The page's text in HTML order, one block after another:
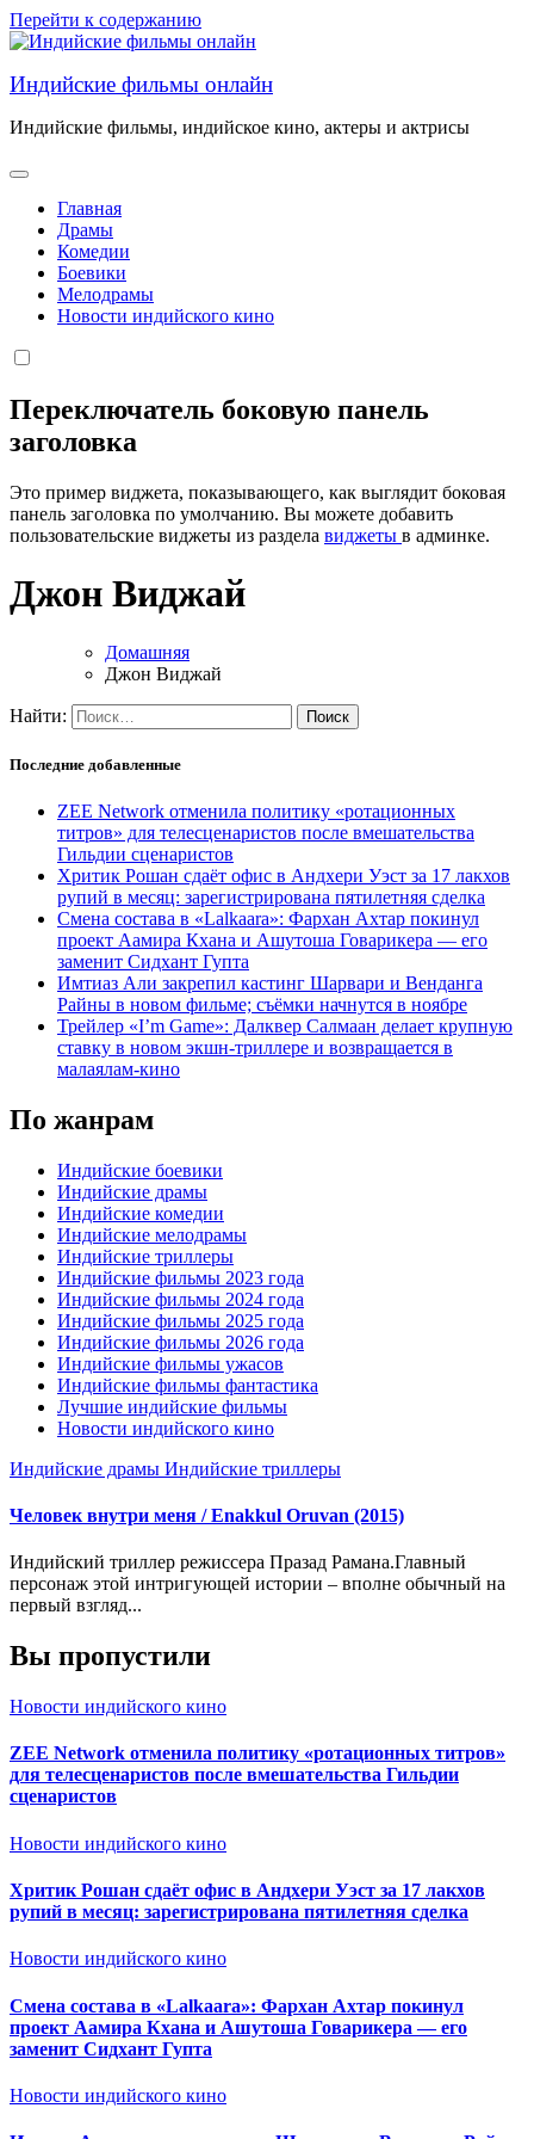
Перейти к содержанию
Индийские фильмы онлайн
Индийские фильмы, индийское кино, актеры и актрисы
Главная
Драмы
Комедии
Боевики
Мелодрамы
Новости индийского кино
Переключатель боковую панель
заголовка
Это пример виджета, показывающего, как выглядит боковая
панель заголовка по умолчанию. Вы можете добавить
пользовательские виджеты из раздела виджеты в админке.
Джон Виджай
Домашняя
Джон Виджай
Найти:
Последние добавленные
ZEE Network отменила политику «ротационных
титров» для телесценаристов после вмешательства
Гильдии сценаристов
Хритик Рошан сдаёт офис в Андхери Уэст за 17 лакхов
рупий в месяц: зарегистрирована пятилетняя сделка
Смена состава в «Lalkaara»: Фархан Ахтар покинул
проект Аамира Кхана и Ашутоша Говарикера — его
заменит Сидхант Гупта
Имтиаз Али закрепил кастинг Шарвари и Венданга
Райны в новом фильме; съёмки начнутся в ноябре
Трейлер «I’m Game»: Далквер Салмаан делает крупную
ставку в новом экшн-триллере и возвращается в
малаялам-кино
По жанрам
Индийские боевики
Индийские драмы
Индийские комедии
Индийские мелодрамы
Индийские триллеры
Индийские фильмы 2023 года
Индийские фильмы 2024 года
Индийские фильмы 2025 года
Индийские фильмы 2026 года
Индийские фильмы ужасов
Индийские фильмы фантастика
Лучшие индийские фильмы
Новости индийского кино
Индийские драмы Индийские триллеры
Человек внутри меня / Enakkul Oruvan (2015)
Индийский триллер режиссера Празад Рамана.Главный
персонаж этой интригующей истории – вполне обычный на
первый взгляд...
Вы пропустили
Новости индийского кино
ZEE Network отменила политику «ротационных титров»
для телесценаристов после вмешательства Гильдии
сценаристов
Новости индийского кино
Хритик Рошан сдаёт офис в Андхери Уэст за 17 лакхов
рупий в месяц: зарегистрирована пятилетняя сделка
Новости индийского кино
Смена состава в «Lalkaara»: Фархан Ахтар покинул
проект Аамира Кхана и Ашутоша Говарикера — его
заменит Сидхант Гупта
Новости индийского кино